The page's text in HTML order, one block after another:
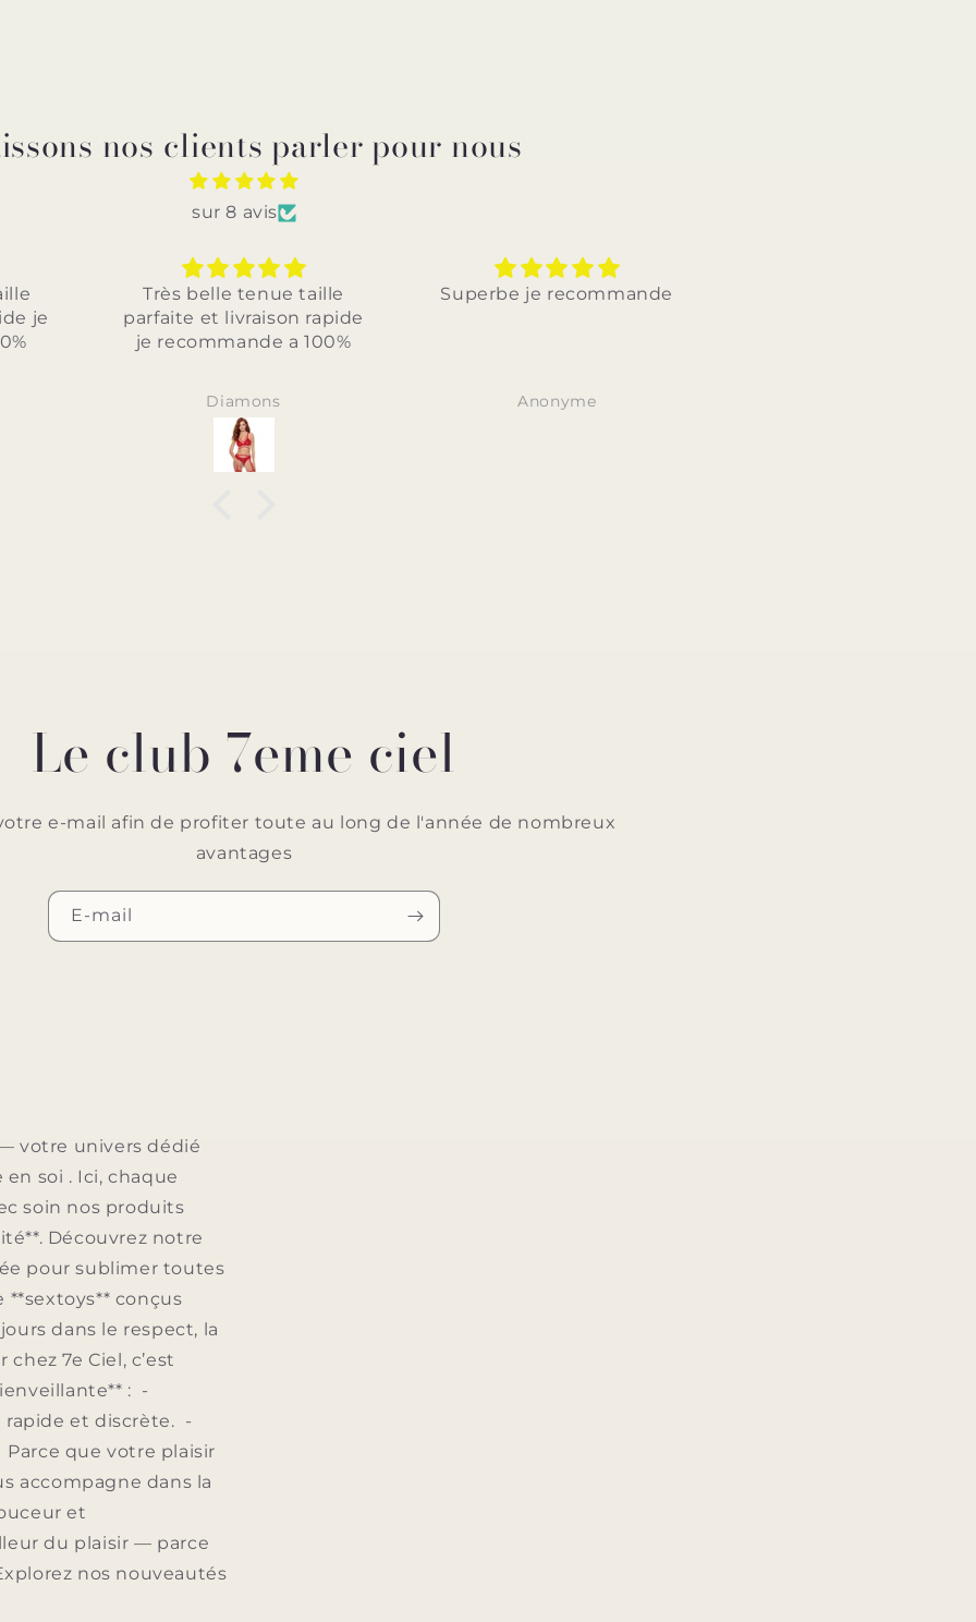
nos clients parler pour nous
sur 8 avis
Très belle tenue taille
parfaite et livraison rapide
je recommande a 100%
Diamons
Superbe je recommande
Anonyme
Le club 7eme ciel
e-mail afin de profiter toute au long de l'année de nombreux
avantages
E-mail
votre univers dédié
en soi . Ici, chaque
soin nos produits
Découvrez notre
pour sublimer toutes
conçus
dans le respect, la
7e Ciel, c’est
: -
rapide et discrète. -
que votre plaisir
accompagne dans la
et
du plaisir — parce
nos nouveautés